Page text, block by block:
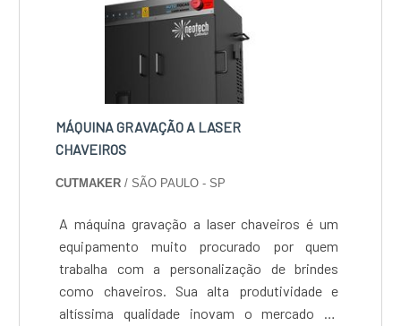
MÁQUINA GRAVAÇÃO A LASER
CHAVEIROS
CUTMAKER / SÃO PAULO - SP
A máquina gravação a laser chaveiros é um
equipamento muito procurado por quem
trabalha com a personalização de brindes
como chaveiros. Sua alta produtividade e
altíssima qualidade inovam o mercado de